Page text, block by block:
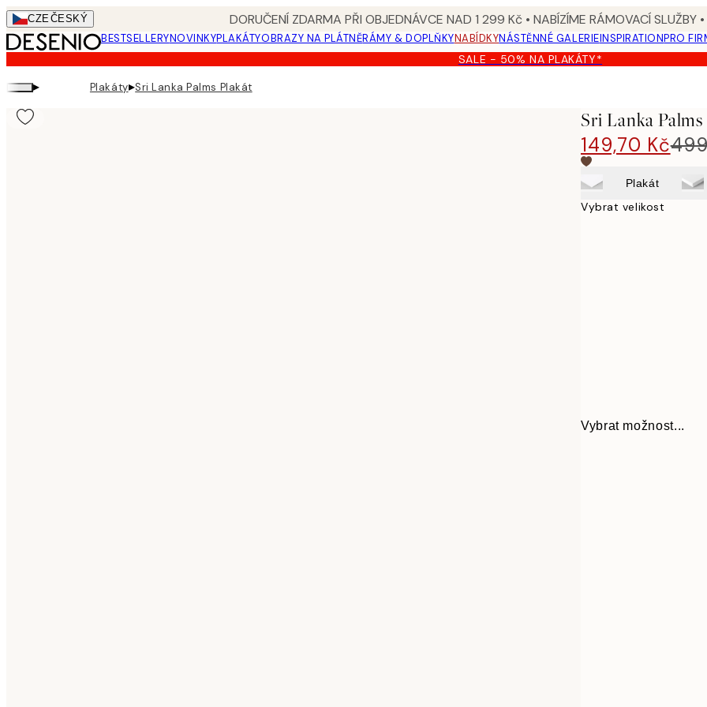
Skip
to
main
content.
CZEČESKÝ DORUČENÍ ZDARMA PŘI OBJEDNÁVCE NAD 1 299 Kč • NABÍZÍME RÁMOVACÍ SLUŽBY
BESTSELLERYNOVINKYPLAKÁTYOBRAZY NA PLÁTNĚRÁMY & DOPLŇKYNABÍDKYNÁSTĚNNÉ GALERIEINSPIRATIONPRO
SALE - 50% NA PLAKÁTY*
▸ Plakáty▸Sri Lanka Palms Plakát
Sri Lanka
149,70 Kč
Plakát
Vybrat velikost
Vybrat možnost...